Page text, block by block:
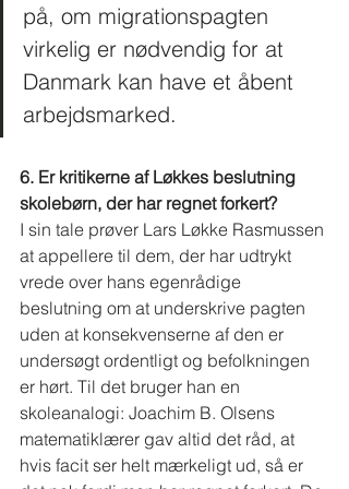
på, om migrationspagten
virkelig er nødvendig for at
Danmark kan have et åbent
arbejdsmarked.
6. Er kritikerne af Løkkes beslutning
skolebørn, der har regnet forkert?
I sin tale prøver Lars Løkke Rasmussen
at appellere til dem, der har udtrykt
vrede over hans egenrådige
beslutning om at underskrive pagten
uden at konsekvenserne af den er
undersøgt ordentligt og befolkningen
er hørt. Til det bruger han en
skoleanalogi: Joachim B. Olsens
matematiklærer gav altid det råd, at
hvis facit ser helt mærkeligt ud, så er